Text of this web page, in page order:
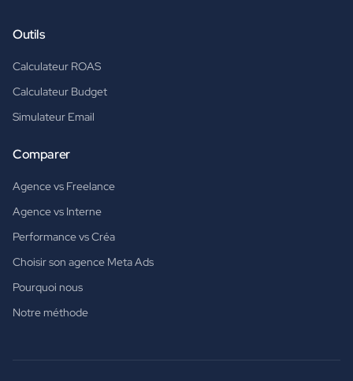
Outils
Calculateur ROAS
Calculateur Budget
Simulateur Email
Comparer
Agence vs Freelance
Agence vs Interne
Performance vs Créa
Choisir son agence Meta Ads
Pourquoi nous
Notre méthode